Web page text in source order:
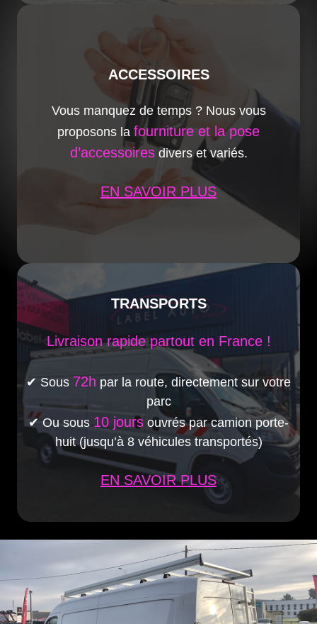
ACCESSOIRES
Vous manquez de temps ? Nous vous
proposons la fourniture et la pose
d’accessoiresdivers et variés.
EN SAVOIR PLUS
TRANSPORTS
Livraison rapidepartout en France!
✔ Sous 72h par la route, directement sur votre
parc
✔ Ou sous 10 jours ouvrés par camion porte-
huit (jusqu’à 8 véhicules transportés)
EN SAVOIR PLUS